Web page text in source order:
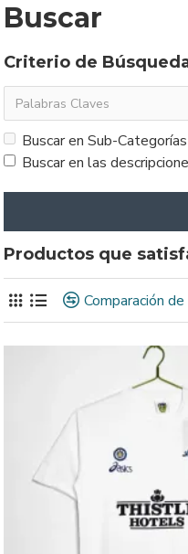
Buscar
Criterio de
Buscar en Sub-Categorías
Buscar en las
Productos que
Comparación